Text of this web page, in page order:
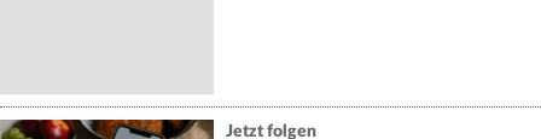
Jetzt folgen